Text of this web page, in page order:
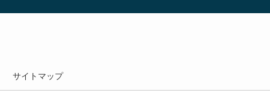
サイトマップ